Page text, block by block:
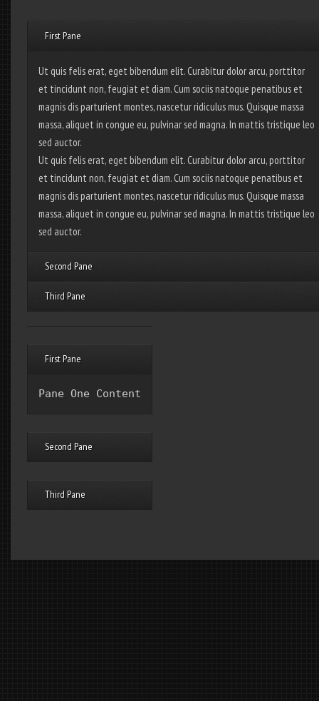
First Pane
Ut quis felis erat, eget bibendum elit. Curabitur dolor arcu, porttitor
et tincidunt non, feugiat et diam. Cum sociis natoque penatibus et
magnis dis parturient montes, nascetur ridiculus mus. Quisque massa
massa, aliquet in congue eu, pulvinar sed magna. In mattis tristique leo
sed auctor.
Ut quis felis erat, eget bibendum elit. Curabitur dolor arcu, porttitor
et tincidunt non, feugiat et diam. Cum sociis natoque penatibus et
magnis dis parturient montes, nascetur ridiculus mus. Quisque massa
massa, aliquet in congue eu, pulvinar sed magna. In mattis tristique leo
sed auctor.
Second Pane
Third Pane
First Pane
Pane One Content
Second Pane
Third Pane